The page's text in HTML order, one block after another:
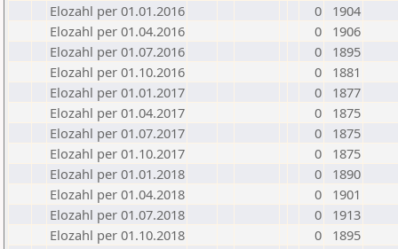
Elozahl per 01.01.2016
0
1904
Elozahl per 01.04.2016
0
1906
Elozahl per 01.07.2016
0
1895
Elozahl per 01.10.2016
0
1881
Elozahl per 01.01.2017
0
1877
Elozahl per 01.04.2017
0
1875
Elozahl per 01.07.2017
0
1875
Elozahl per 01.10.2017
0
1875
Elozahl per 01.01.2018
0
1890
Elozahl per 01.04.2018
0
1901
Elozahl per 01.07.2018
0
1913
Elozahl per 01.10.2018
0
1895